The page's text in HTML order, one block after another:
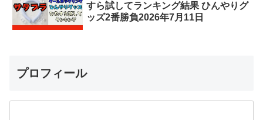
すら試してランキング結果 ひんやりグ
ッズ2番勝負2026年7月11日
プロフィール